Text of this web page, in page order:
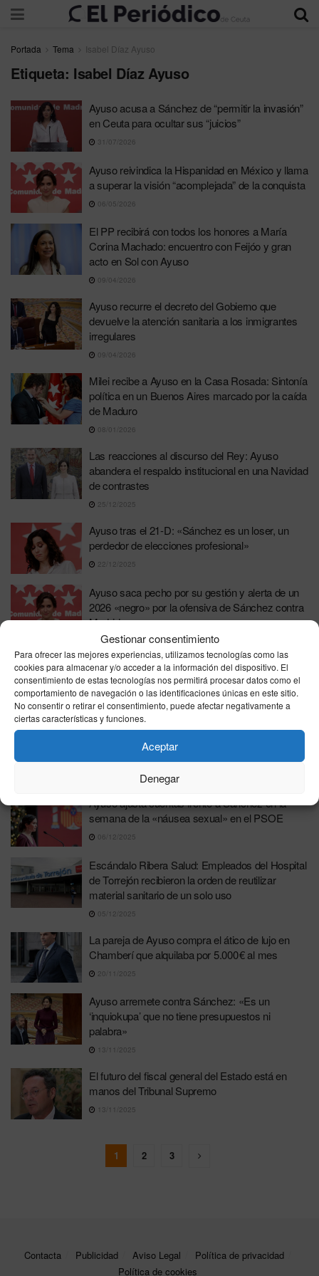
Gestionar consentimiento
Para ofrecer las mejores experiencias, utilizamos tecnologías como las
cookies para almacenar y/o acceder a la información del dispositivo. El
consentimiento de estas tecnologías nos permitirá procesar datos como el
comportamiento de navegación o las identificaciones únicas en este sitio.
No consentir o retirar el consentimiento, puede afectar negativamente a
ciertas características y funciones.
Aceptar
Denegar
Portada Tema Isabel Díaz Ayuso
Etiqueta: Isabel Díaz Ayuso
Ayuso acusa a Sánchez de “permitir la invasión”
en Ceuta para ocultar sus “juicios”
31/07/2026
Ayuso reivindica la Hispanidad en México y llama
a superar la visión “acomplejada” de la conquista
06/05/2026
El PP recibirá con todos los honores a María
Corina Machado: encuentro con Feijóo y gran
acto en Sol con Ayuso
09/04/2026
Ayuso recurre el decreto del Gobierno que
devuelve la atención sanitaria a los inmigrantes
irregulares
09/04/2026
Milei recibe a Ayuso en la Casa Rosada: Sintonía
política en un Buenos Aires marcado por la caída
de Maduro
08/01/2026
Las reacciones al discurso del Rey: Ayuso
abandera el respaldo institucional en una Navidad
de contrastes
25/12/2025
Ayuso tras el 21-D: «Sánchez es un loser, un
perdedor de elecciones profesional»
22/12/2025
Ayuso saca pecho por su gestión y alerta de un
2026 «negro» por la ofensiva de Sánchez contra
Madrid
17/12/2025
Ayuso afirma que «nos desgobierna una mafia»
que busca «desmembrar» España
16/12/2025
El Supremo condena al fiscal general pero
desmantela el victimismo del novio de Ayuso:
Ayuso ajusta cuentas frente a Sánchez en la
semana de la «náusea sexual» en el PSOE
06/12/2025
Escándalo Ribera Salud: Empleados del Hospital
de Torrejón recibieron la orden de reutilizar
material sanitario de un solo uso
05/12/2025
La pareja de Ayuso compra el ático de lujo en
Chamberí que alquilaba por 5.000 € al mes
20/11/2025
Ayuso arremete contra Sánchez: «Es un
‘inquiokupa’ que no tiene presupuestos ni
palabra»
13/11/2025
El futuro del fiscal general del Estado está en
manos del Tribunal Supremo
13/11/2025
1 2 3
Contacta Publicidad Aviso Legal
Política de privacidad
Política de cookies